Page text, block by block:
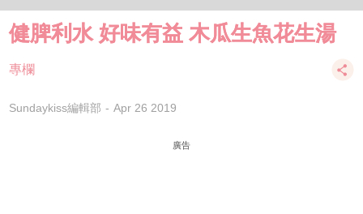
健脾利水 好味有益 木瓜生魚花生湯
專欄
Sundaykiss編輯部 Apr 26 2019
廣告